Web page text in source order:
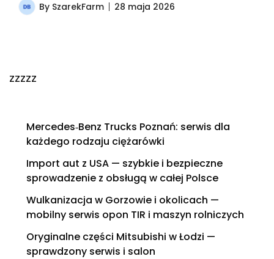
By SzarekFarm 28 maja 2026
zzzzz
Mercedes‑Benz Trucks Poznań: serwis dla
każdego rodzaju ciężarówki
Import aut z USA — szybkie i bezpieczne
sprowadzenie z obsługą w całej Polsce
Wulkanizacja w Gorzowie i okolicach —
mobilny serwis opon TIR i maszyn rolniczych
Oryginalne części Mitsubishi w Łodzi —
sprawdzony serwis i salon